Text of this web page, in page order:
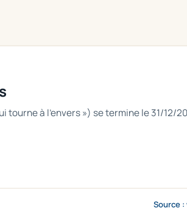
à l'envers ») se termine le 31/12/
Source